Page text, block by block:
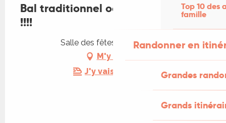
Top 10 des
famille
Randonner en
Grandes
Grands
Bal traditionnel occitan : ANNULÉ
!!!!
Salle des fêtes, 46240 Ussel
M'y rendre
J'y vais en train !